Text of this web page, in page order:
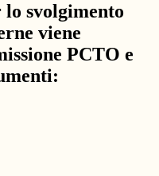
svolgimento
viene
PCTO e